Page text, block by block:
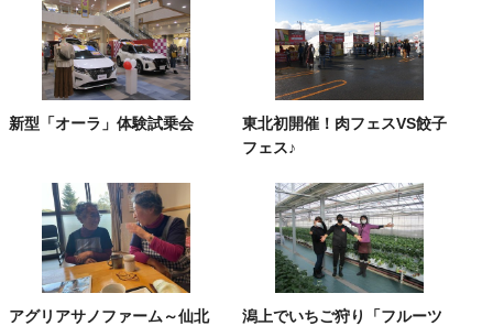
新型「オーラ」体験試乗会
東北初開催！肉フェスVS餃子
フェス♪
アグリアサノファーム～仙北
潟上でいちご狩り「フルーツ